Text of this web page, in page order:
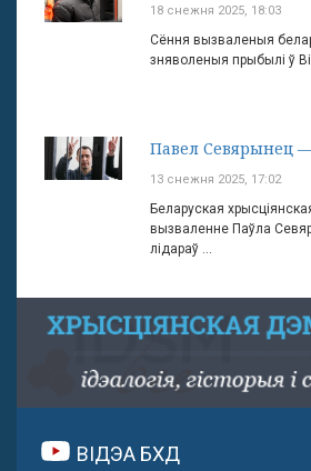
18 снежня 2025, 18:03
Сёння вызваленыя
зняволеныя прыбылі ў
Павел Севярынец
13 снежня 2025, 17:02
Беларуская
вызваленне Паўла
лідараў ...
ВІДЭА БХД